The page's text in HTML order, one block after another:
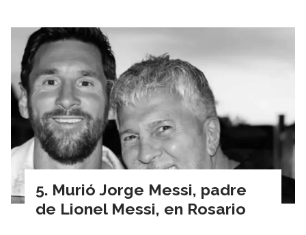
Murió Jorge Messi, padre
de Lionel Messi, en Rosario